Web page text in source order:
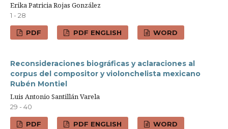
Erika Patricia Rojas González
1 - 28
PDF PDF ENGLISH WORD
Reconsideraciones biográficas y aclaraciones al
corpus del compositor y violonchelista mexicano
Rubén Montiel
Luis Antonio Santillán Varela
29 - 40
PDF PDF ENGLISH WORD